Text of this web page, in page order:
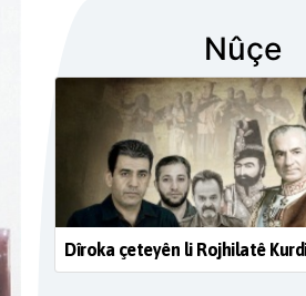
Nûçe
Dîroka çeteyên li Rojhilatê